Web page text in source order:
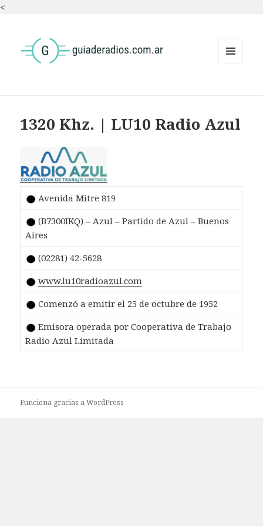
<
1320 Khz. | LU10 Radio Azul
Avenida Mitre 819
(B7300IKQ) – Azul – Partido de Azul – Buenos
Aires
(02281) 42-5628
www.lu10radioazul.com
Comenzó a emitir el 25 de octubre de 1952
Emisora operada por Cooperativa de Trabajo
Radio Azul Limitada
Funciona gracias a WordPress